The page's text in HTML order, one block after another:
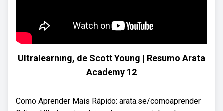
Ultralearning, de Scott Young | Resumo Arata
Academy 12
Como Aprender Mais Rápido: arata.se/comoaprender